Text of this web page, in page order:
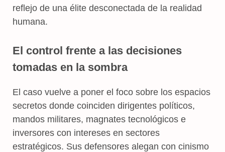
reflejo de una élite desconectada de la realidad
humana.
El control frente a las decisiones
tomadas en la sombra
El caso vuelve a poner el foco sobre los espacios
secretos donde coinciden dirigentes políticos,
mandos militares, magnates tecnológicos e
inversores con intereses en sectores
estratégicos. Sus defensores alegan con cinismo